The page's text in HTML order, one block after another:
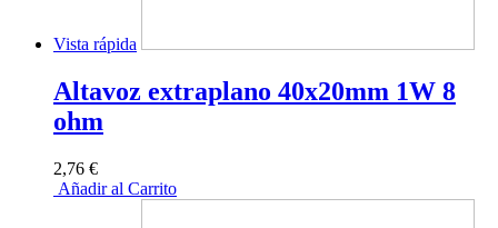
Vista rápida
Altavoz extraplano 40x20mm 1W 8
ohm
2,76 €
Añadir al Carrito